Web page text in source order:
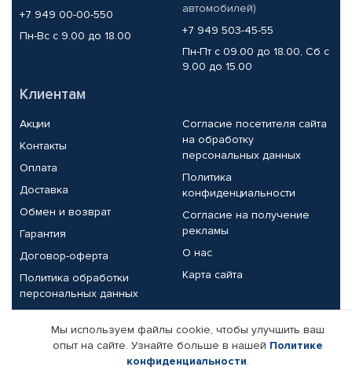
+7 949 00-00-550
Пн-Вс с 9.00 до 18.00
автомобилей)
+7 949 503-45-55
Пн-Пт с 09.00 до 18.00, Сб с
9.00 до 15.00
Клиентам
Акции
Контакты
Оплата
Доставка
Обмен и возврат
Гарантия
Договор-оферта
Политика обработки
персональных данных
Согласие посетителя сайта
на обработку
персональных данных
Политика
конфиденциальности
Согласие на получение
рекламы
О нас
Карта сайта
Партнерам
Корпоративным клиентам
Реквизиты компании
Мы используем файлы cookie, чтобы улучшить ваш
опыт на сайте. Узнайте больше в нашей Политике
конфиденциальности.